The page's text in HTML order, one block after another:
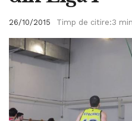
26/10/2015 Timp de citire:3